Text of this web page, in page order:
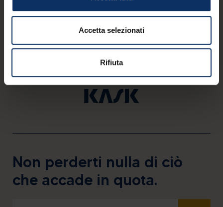
Accetta selezionati
Rifiuta
Non perderti nulla di ciò
che accade in quota.